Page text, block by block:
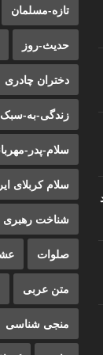
تازه-مسلمان
حدیث-روز
دختران چادری
زندگی-به-
سلام-پدر-
سلام کربلای
شناخت رهبری
صلوات
متن عربی
منجی شناسی